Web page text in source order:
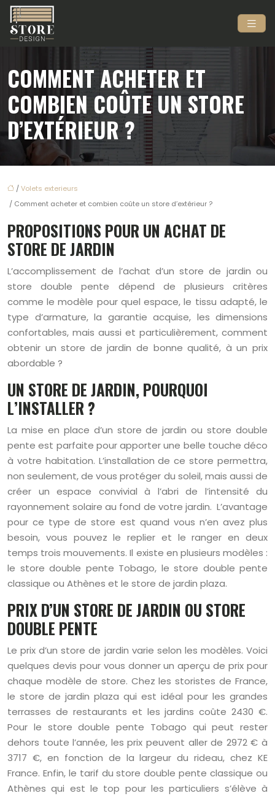
COMMENT ACHETER ET
COMBIEN COÛTE UN STORE
D’EXTÉRIEUR ?
/Volets exterieurs
/ Comment acheter et combien coûte un store d’extérieur ?
PROPOSITIONS POUR UN ACHAT DE
STORE DE JARDIN
L’accomplissement de l’achat d’un store de jardin ou
store double pente dépend de plusieurs critères
comme le modèle pour quel espace, le tissu adapté, le
type d’armature, la garantie acquise, les dimensions
confortables, mais aussi et particulièrement, comment
obtenir un store de jardin de bonne qualité, à un prix
abordable ?
UN STORE DE JARDIN, POURQUOI
L’INSTALLER ?
La mise en place d’un store de jardin ou store double
pente est parfaite pour apporter une belle touche déco
à votre habitation. L’installation de ce store permettra,
non seulement, de vous protéger du soleil, mais aussi de
créer un espace convivial à l’abri de l’intensité du
rayonnement solaire au fond de votre jardin. L’avantage
pour ce type de store est quand vous n’en avez plus
besoin, vous pouvez le replier et le ranger en deux
temps trois mouvements. Il existe en plusieurs modèles :
le store double pente Tobago, le store double pente
classique ou Athènes et le store de jardin plaza.
PRIX D’UN STORE DE JARDIN OU STORE
DOUBLE PENTE
Le prix d’un store de jardin varie selon les modèles. Voici
quelques devis pour vous donner un aperçu de prix pour
chaque modèle de store. Chez les storistes de France,
le store de jardin plaza qui est idéal pour les grandes
terrasses de restaurants et les jardins coûte 2430 €.
Pour le store double pente Tobago qui peut rester
dehors toute l’année, les prix peuvent aller de 2972 € à
3717 €, en fonction de la largeur du rideau, chez KE
France. Enfin, le tarif du store double pente classique ou
Athènes qui est le top pour les particuliers s’élève à